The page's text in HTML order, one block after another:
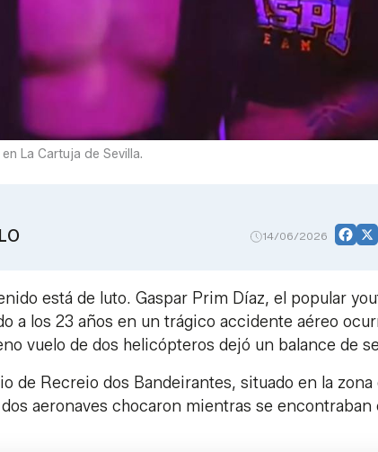
La Cartuja de Sevilla.
14/06/2026 X
está de luto. Gaspar Prim Díaz, el popular
a los 23 años en un trágico accidente aéreo
vuelo de dos helicópteros dejó un balance de
de Recreio dos Bandeirantes, situado en la zona
aeronaves chocaron mientras se encontraban